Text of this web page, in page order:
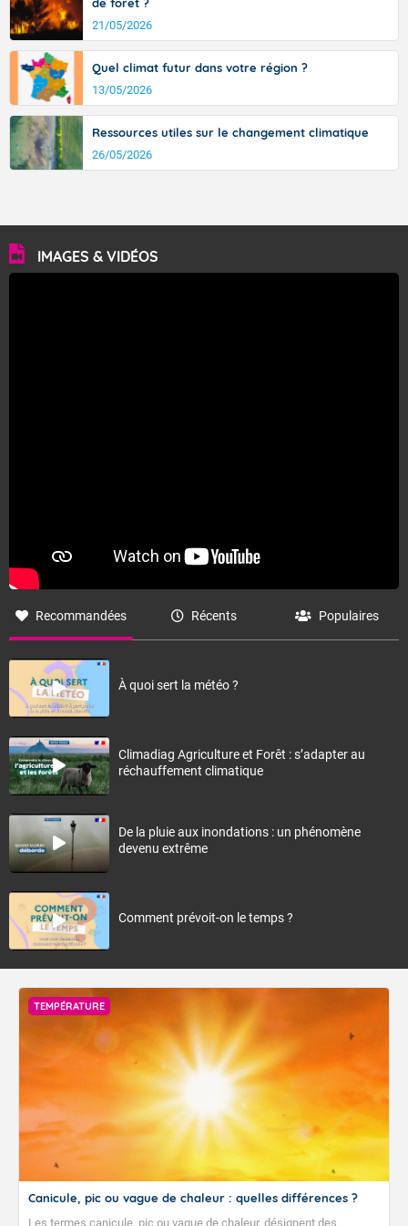
21/05/2026
Quel climat futur dans votre région ?
13/05/2026
Ressources utiles sur le changement climatique
26/05/2026
IMAGES & VIDÉOS
Recommandées Récents Populaires
À quoi sert la météo ?
Climadiag Agriculture et Forêt : s’adapter au
réchauffement climatique
De la pluie aux inondations : un phénomène
devenu extrême
Comment prévoit-on le temps ?
TEMPÉRATURE
Canicule, pic ou vague de chaleur : quelles différences ?
Les termes canicule, pic ou vague de chaleur, désignent des